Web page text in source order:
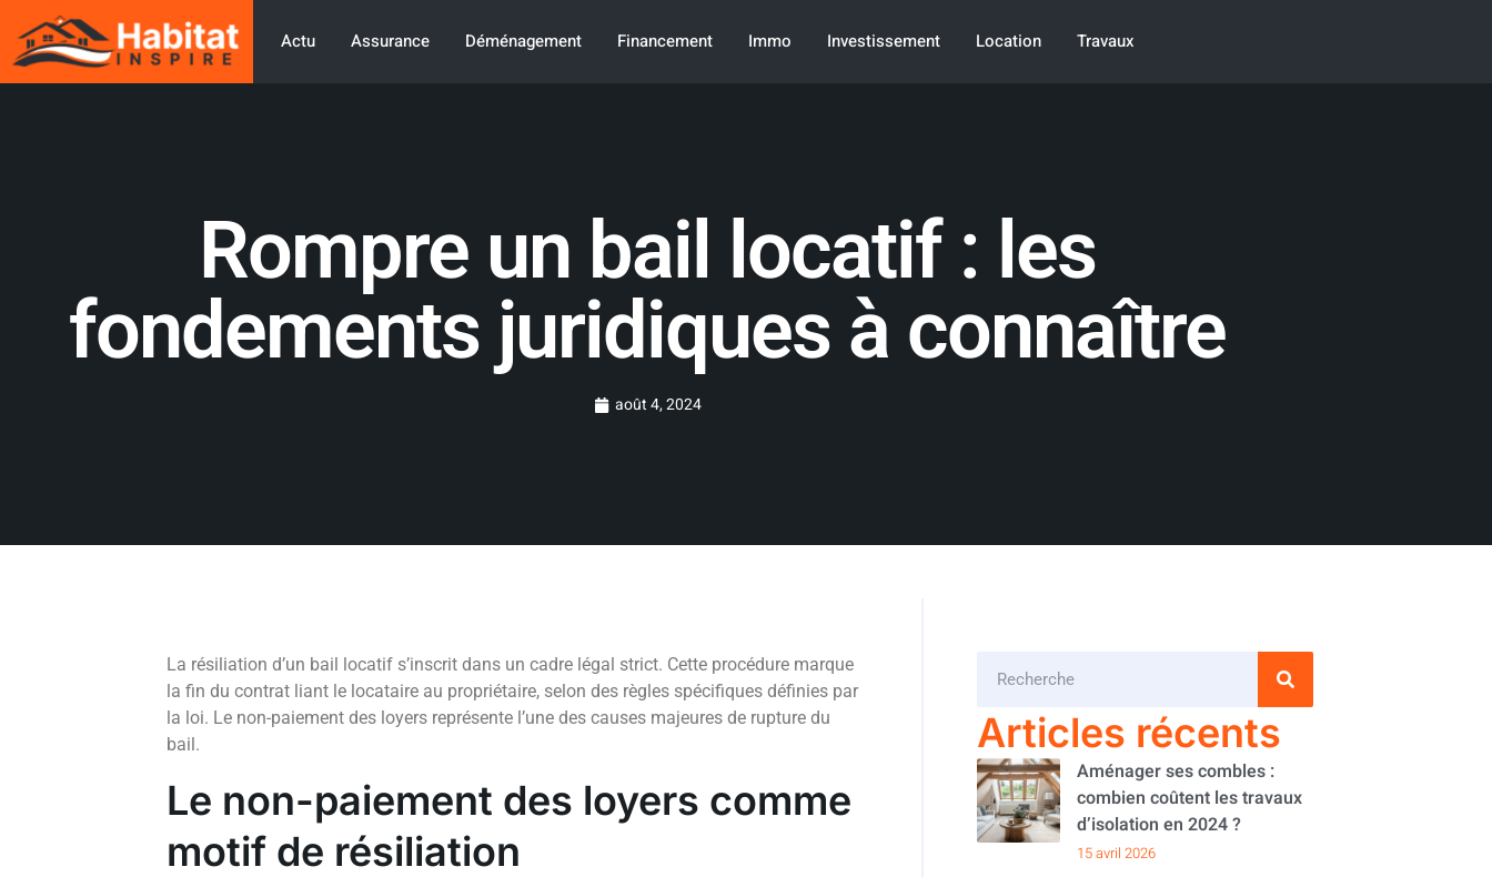
Actu Assurance Déménagement Financement Immo Investissement Location Travaux
Rompre un bail locatif : les
fondements juridiques à connaître
août 4, 2024
La résiliation d’un bail locatif s’inscrit dans un cadre légal strict. Cette procédure marque
la fin du contrat liant le locataire au propriétaire, selon des règles spécifiques définies par
la loi. Le non-paiement des loyers représente l’une des causes majeures de rupture du
bail.
Le non-paiement des loyers comme
motif de résiliation
Articles récents
Aménager ses combles :
combien coûtent les travaux
d’isolation en 2024 ?
15 avril 2026